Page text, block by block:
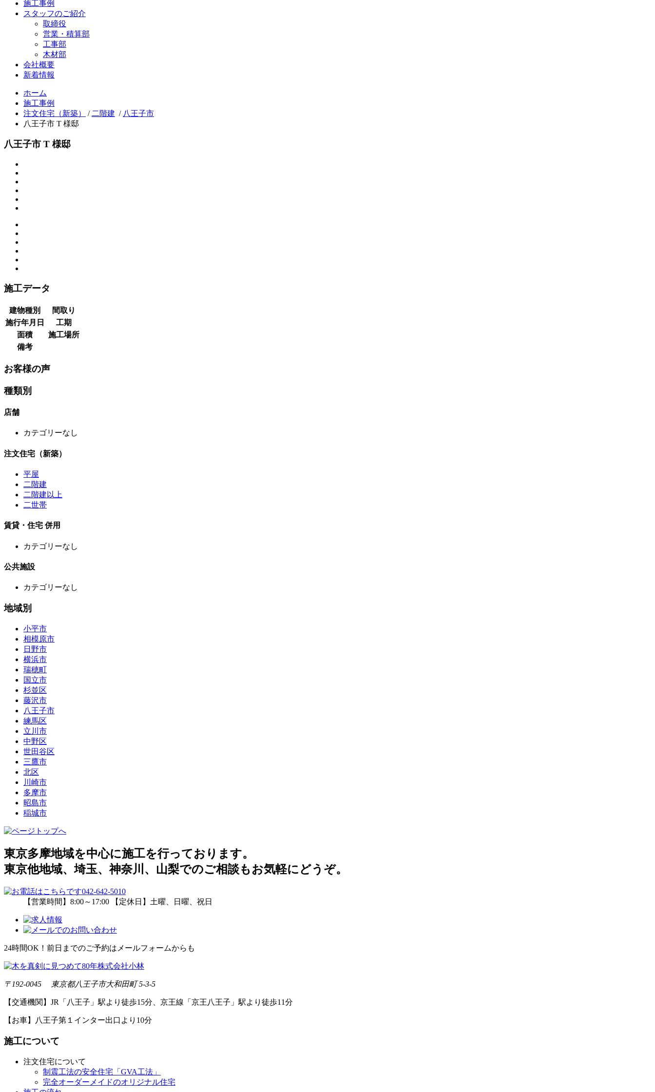
施工事例
スタッフのご紹介
取締役
営業・積算部
工事部
木材部
会社概要
新着情報
ホーム
施工事例
注文住宅（新築）
/ 二階建 / 八王子市
八王子市 T 様邸
八王子市 T 様邸
施工データ
建物種別
間取り
施行年月日
工期
面積
施工場所
備考
お客様の声
種類別
店舗
カテゴリーなし
注文住宅（新築）
平屋
二階建
二階建以上
二世帯
賃貸・住宅 併用
カテゴリーなし
公共施設
カテゴリーなし
地域別
小平市
相模原市
日野市
横浜市
瑞穂町
国立市
杉並区
藤沢市
八王子市
練馬区
立川市
中野区
世田谷区
三鷹市
北区
川崎市
多摩市
昭島市
稲城市
東京多摩地域を中心に施工を行っております。
東京他地域、埼玉、神奈川、山梨でのご相談もお気軽にどうぞ。
【営業時間】8:00～17:00 【定休日】土曜、日曜、祝日
24時間OK！前日までのご予約はメールフォームからも
〒192-0045 東京都八王子市大和田町 5-3-5
【交通機関】JR「八王子」駅より徒歩15分、京王線「京王八王子」駅より徒歩11分
【お車】八王子第１インター出口より10分
施工について
注文住宅について
制震工法の安全住宅「GVA工法」
完全オーダーメイドのオリジナル住宅